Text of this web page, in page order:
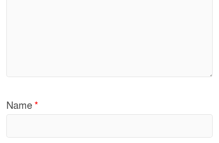
Name*